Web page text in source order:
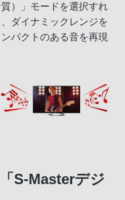
）」モードを選択すれ
ダイナミックレンジを
パクトのある音を再現
S-Masterデジ